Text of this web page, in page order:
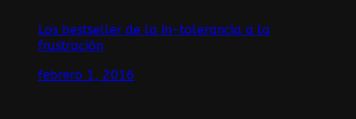
Los bestseller de la in-tolerancia a la
frustración
febrero 1, 2016